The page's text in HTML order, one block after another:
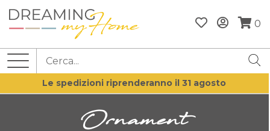
0
Le spedizioni riprenderanno il 31 agosto
Ornament